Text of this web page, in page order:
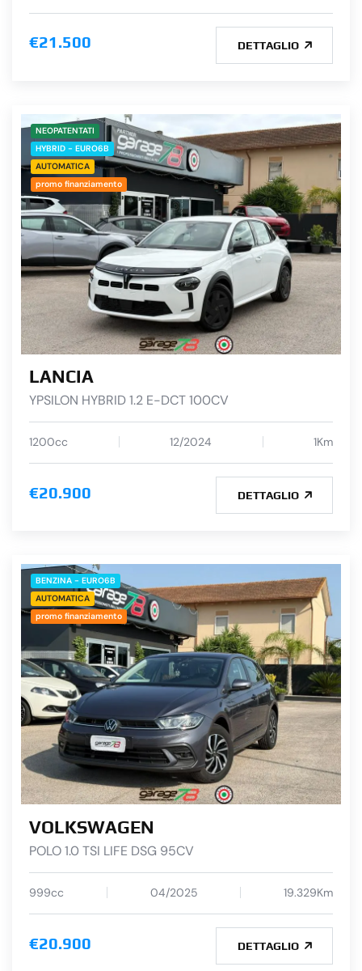
€21.500 DETTAGLIO
NEOPATENTATI
HYBRID - EURO6B
AUTOMATICA
promo finanziamento
LANCIA
YPSILON HYBRID 1.2 E-DCT 100CV
1200cc 12/2024 1Km
€20.900 DETTAGLIO
BENZINA - EURO6B
AUTOMATICA
promo finanziamento
VOLKSWAGEN
POLO 1.0 TSI LIFE DSG 95CV
999cc 04/2025 19.329Km
€20.900 DETTAGLIO